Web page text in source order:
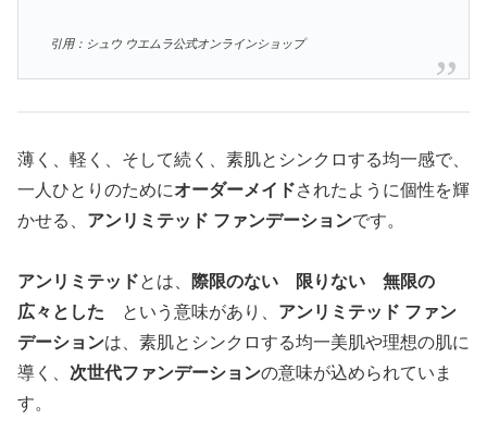
引用：シュウ ウエムラ公式オンラインショップ
薄く、軽く、そして続く、素肌とシンクロする均一感で、
一人ひとりのためにオーダーメイドされたように​個性を輝
かせる、 アンリミテッド ファンデーションです。
アンリミテッドとは、
際限のない 限りない 無限の
広々とした という意味があり、 アンリミテッド ファン
デーションは、素肌とシンクロする均一美肌や理想の肌に
導く、 次世代ファンデーションの意味が込められていま
す。